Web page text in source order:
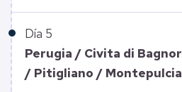
Día 5
Perugia / Civita di
/ Pitigliano /